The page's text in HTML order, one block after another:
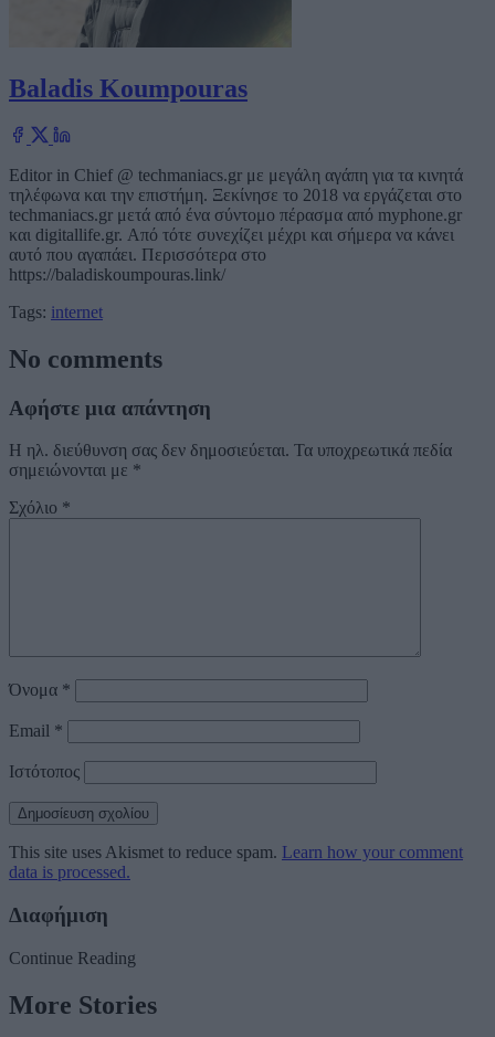
Baladis Koumpouras
Editor in Chief @ techmaniacs.gr με μεγάλη αγάπη για τα κινητά
τηλέφωνα και την επιστήμη. Ξεκίνησε το 2018 να εργάζεται στο
techmaniacs.gr μετά από ένα σύντομο πέρασμα από myphone.gr
και digitallife.gr. Από τότε συνεχίζει μέχρι και σήμερα να κάνει
αυτό που αγαπάει. Περισσότερα στο
https://baladiskoumpouras.link/
Tags: internet
No comments
Αφήστε μια απάντηση
Η ηλ. διεύθυνση σας δεν δημοσιεύεται. Τα υποχρεωτικά πεδία
σημειώνονται με *
Σχόλιο *
Όνομα *
Email *
Ιστότοπος
This site uses Akismet to reduce spam. Learn how your comment
data is processed.
Διαφήμιση
Continue Reading
More Stories